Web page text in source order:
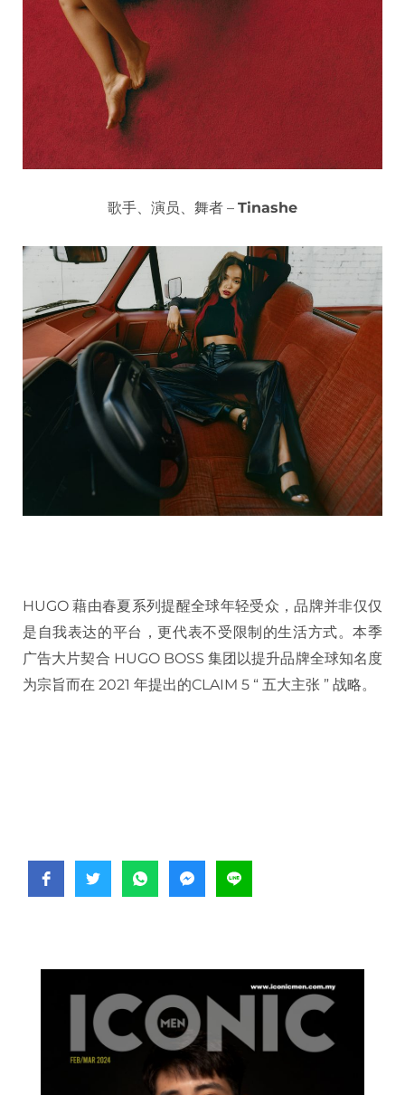
歌手、演员、舞者 – Tinashe
HUGO 藉由春夏系列提醒全球年轻受众，品牌并非仅仅
是自我表达的平台，更代表不受限制的生活方式。本季
广告大片契合 HUGO BOSS 集团以提升品牌全球知名度
为宗旨而在 2021 年提出的CLAIM 5 “ 五大主张 ” 战略。